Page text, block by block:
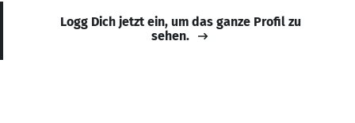
Logg Dich jetzt ein, um das ganze Profil zu
sehen.